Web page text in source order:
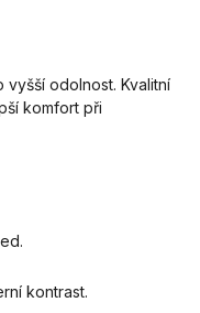
vyšší odolnost. Kvalitní
komfort při
kontrast.